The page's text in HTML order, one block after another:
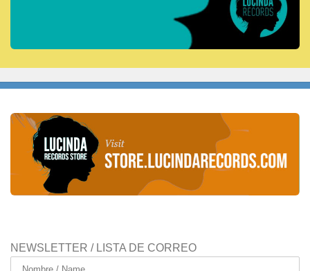
NEWSLETTER / LISTA DE CORREO